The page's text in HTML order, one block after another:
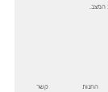
קשר החנות